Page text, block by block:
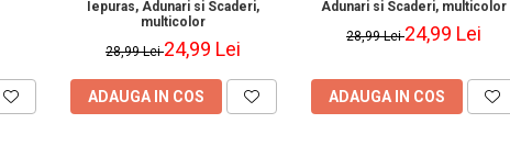
Iepuras, Adunari si Scaderi,
multicolor
28,99 Lei24,99 Lei
ADAUGA IN COS
Adunari si Scaderi, multicolor
28,99 Lei24,99 Lei
ADAUGA IN COS